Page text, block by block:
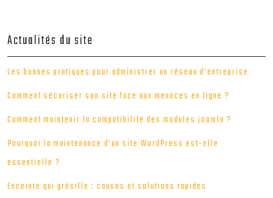
Actualités du site
Les bonnes pratiques pour administrer un réseau d’entreprise
Comment sécuriser son site face aux menaces en ligne ?
Comment maintenir la compatibilité des modules joomla ?
Pourquoi la maintenance d’un site WordPress est-elle
essentielle ?
Enceinte qui grésille : causes et solutions rapides